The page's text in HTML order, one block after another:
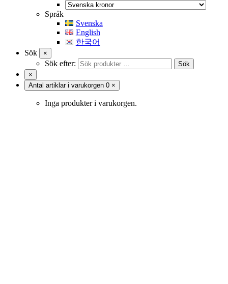
Språk
Svenska
English
한국어
Sök
×
Sök efter:
Sök
×
Antal artiklar i varukorgen 0 ×
Inga produkter i varukorgen.